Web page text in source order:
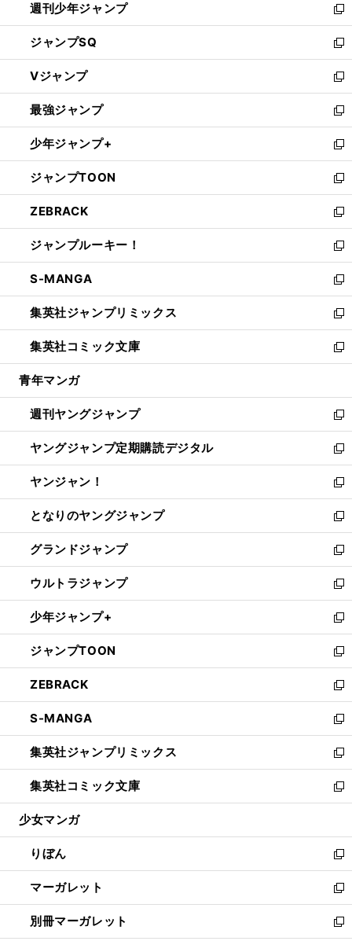
く
週刊少年ジャンプ
新
し
い
ウ
ィ
ン
ド
ウ
で
開
く
ジャンプSQ
新
し
い
ウ
ィ
ン
ド
ウ
で
開
く
Vジャンプ
新
し
い
ウ
ィ
ン
ド
ウ
で
開
く
最強ジャンプ
新
し
い
ウ
ィ
ン
ド
ウ
で
開
く
少年ジャンプ+
新
し
い
ウ
ィ
ン
ド
ウ
で
開
く
ジャンプTOON
新
し
い
ウ
ィ
ン
ド
ウ
で
開
く
ZEBRACK
新
し
い
ウ
ィ
ン
ド
ウ
で
開
ジャンプルーキー！
新
し
い
ウ
ィ
ン
ド
ウ
開
く
S-MANGA
新
し
い
ウ
ィ
ン
ウ
で
開
く
集英社ジャンプリミックス
新
し
い
ウ
ン
ド
ウ
で
開
く
集英社コミック文庫
新
し
ウ
ィ
ン
ド
ウ
で
開
く
青年マンガ
週刊ヤングジャンプ
新
し
い
ウ
ィ
ン
ド
ウ
で
開
く
ヤングジャンプ定期購読デジタル
新
し
い
ウ
ィ
ン
ド
ウ
で
開
く
ヤンジャン！
新
し
い
ウ
ィ
ン
ド
ウ
で
開
く
となりのヤングジャンプ
新
し
い
ウ
ィ
ン
ド
ウ
で
開
く
グランドジャンプ
新
し
い
ウ
ィ
ン
ド
ウ
で
開
く
ウルトラジャンプ
新
し
い
ウ
ィ
ン
ド
ウ
で
開
く
少年ジャンプ+
新
し
い
ウ
ィ
ン
ド
ウ
で
開
く
ジャンプTOON
新
し
い
ウ
ィ
ン
ド
ウ
で
開
ZEBRACK
新
し
い
ウ
ィ
ン
ド
ウ
開
く
S-MANGA
新
し
い
ウ
ィ
ン
ウ
で
開
く
集英社ジャンプリミックス
新
し
い
ウ
ン
ド
ウ
で
開
く
集英社コミック文庫
新
し
ウ
ィ
ン
ド
ウ
で
開
少女マンガ
りぼん
新
し
い
ウ
ィ
マーガレット
新
し
い
別冊マーガレット
新